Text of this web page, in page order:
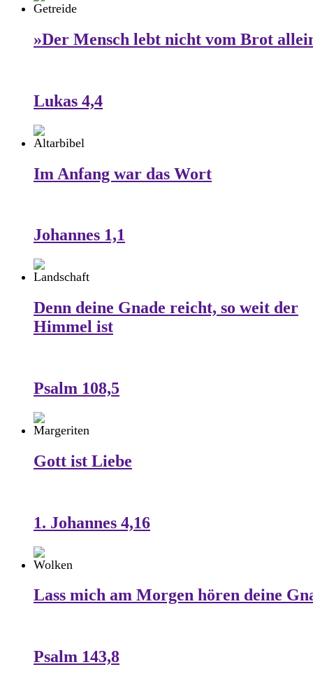
»Der Mensch lebt nicht vom Brot
Lukas 4,4
Im Anfang war das Wort
Johannes 1,1
Denn deine Gnade reicht, so weit der
Himmel ist
Psalm 108,5
Gott ist Liebe
1. Johannes 4,16
Lass mich am Morgen hören deine
Psalm 143,8